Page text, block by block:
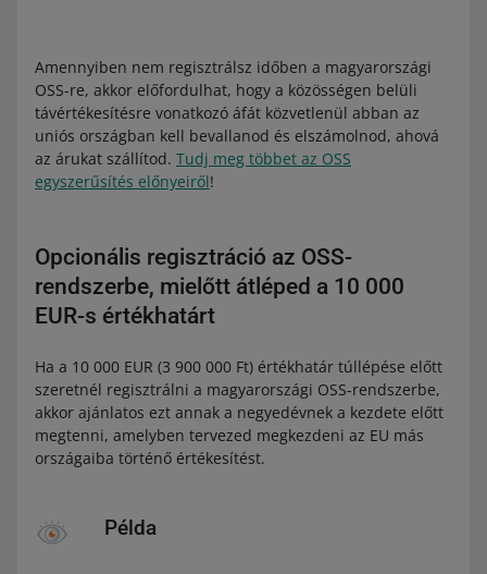
Amennyiben nem regisztrálsz időben a magyarországi
OSS-re, akkor előfordulhat, hogy a közösségen belüli
távértékesítésre vonatkozó áfát közvetlenül abban az
uniós országban kell bevallanod és elszámolnod, ahová
az árukat szállítod. Tudj meg többet az OSS
egyszerűsítés előnyeiről!
Opcionális regisztráció az OSS-
rendszerbe, mielőtt átléped a 10 000
EUR-s értékhatárt
Ha a 10 000 EUR (3 900 000 Ft) értékhatár túllépése előtt
szeretnél regisztrálni a magyarországi OSS-rendszerbe,
akkor ajánlatos ezt annak a negyedévnek a kezdete előtt
megtenni, amelyben tervezed megkezdeni az EU más
országaiba történő értékesítést.
Példa